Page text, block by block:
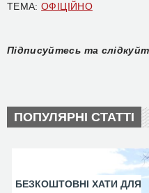
ТЕМА:ОФІЦІЙНО
Підписуйтесь та
ПОПУЛЯРНІ СТАТТІ
БЕЗКОШТОВНІ ХАТИ ДЛЯ